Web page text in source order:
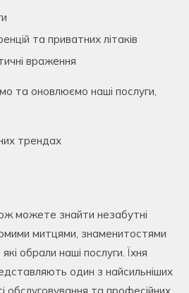
та приватних літаків
враження
та оновлюємо наші послуги,
трендах
можете знайти незабутні
митцями, знаменитостями
обрали наші послуги. Їхня
один з найсильніших
обслуговування та професійних